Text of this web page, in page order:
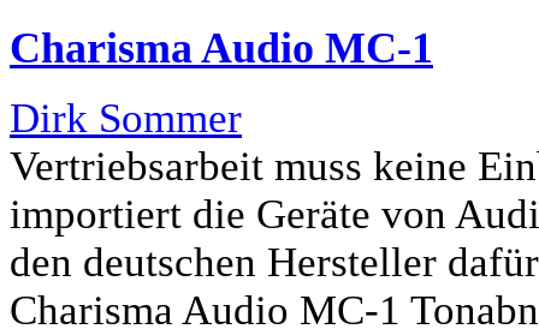
Charisma Audio MC-1
Dirk Sommer
Vertriebsarbeit muss keine
importiert die Geräte von
den deutschen Hersteller
Charisma Audio MC-1